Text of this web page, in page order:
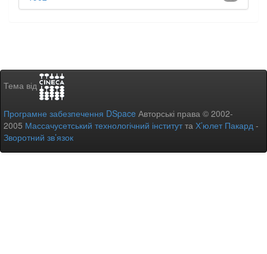
Тема від
Програмне забезпечення DSpace Авторські права © 2002-
2005 Массачусетський технологічний інститутта Х’юлет Пакард -
Зворотний зв’язок